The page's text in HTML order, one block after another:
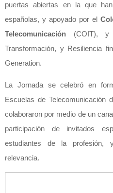
puertas abiertas en la que
españolas, y apoyado por el
Telecomunicación (COIT), y
Transformación, y Resiliencia
Generation.
La Jornada se celebró en
Escuelas de Telecomunicación
colaboraron por medio de un
participación de invitados
estudiantes de la profesión,
relevancia.